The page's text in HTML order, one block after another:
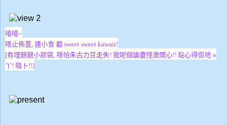
嘻嘻~
唔止佈置, 連小食 都 sweet sweet kawaii!
[有埋靚靚小膠袋, 唔怕朱古力豆走失! 我呢個論盡怪激開心!! 貼心得佢地 o
丫! 啜卜!!]